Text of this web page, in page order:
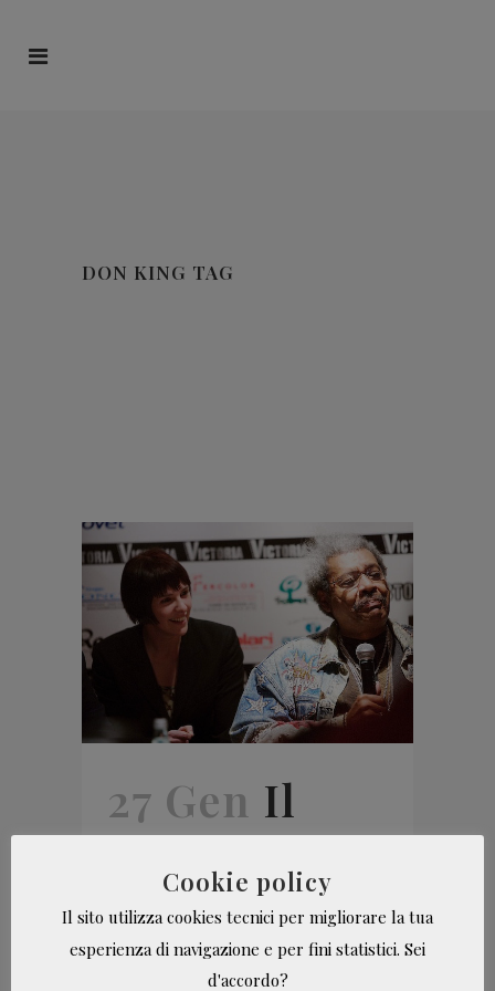
DON KING TAG
27 Gen Il
folgorante
incontro con
Cookie policy
Il sito utilizza cookies tecnici per migliorare la tua
esperienza di navigazione e per fini statistici. Sei
d'accordo?